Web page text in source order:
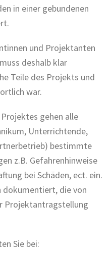
in einer gebundenen
und Projektanten
deshalb klar
Teile des Projekts und
war.
gehen alle
Unterrichtende,
bestimmte
z.B. Gefahrenhinweise
bei Schäden, ect. ein.
dokumentiert, die von
Projektantragstellung
Sie bei: